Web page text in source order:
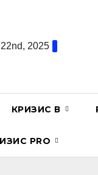
2025
КРИЗИС В
PRO